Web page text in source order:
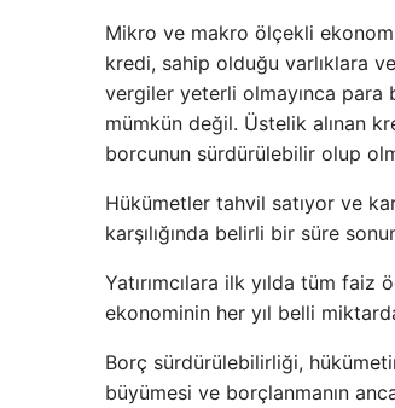
Mikro ve makro ölçekli
kredi, sahip olduğu varlıklara
vergiler yeterli olmayınca para
mümkün değil. Üstelik alınan
borcunun sürdürülebilir olup
Hükümetler tahvil satıyor ve
karşılığında belirli bir süre
Yatırımcılara ilk yılda tüm faiz
ekonominin her yıl belli
Borç sürdürülebilirliği,
büyümesi ve borçlanmanın